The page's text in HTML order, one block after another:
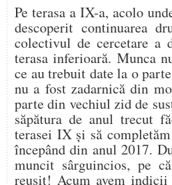
Pe terasa a IX-a, acolo
descoperit continuarea
colectivul de cercetare a
terasa inferioară. Munca
ce au trebuit date la o
nu a fost zadarnică din
parte din vechiul zid de
săpătura de anul trecut
terasei IX şi să
începând din anul 2017.
muncit sârguincios, pe
reuşit! Acum avem